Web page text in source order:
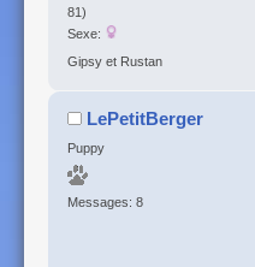
81)
Sexe:
Gipsy et Rustan
LePetitBerger
Puppy
Messages: 8